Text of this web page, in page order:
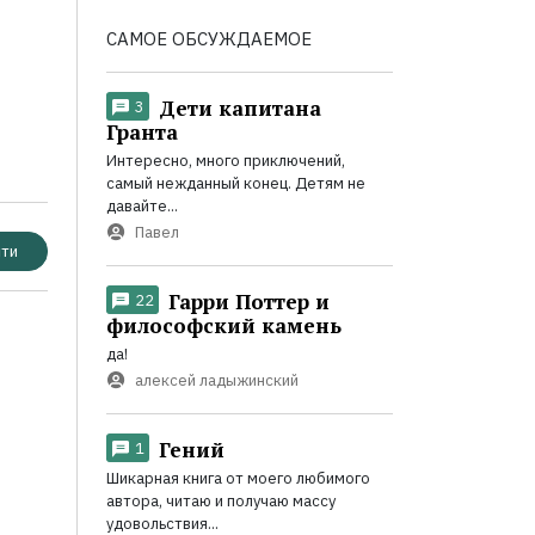
САМОЕ ОБСУЖДАЕМОЕ
3
Дети капитана
Гранта
Интересно, много приключений,
самый нежданный конец. Детям не
давайте...
Павел
22
Гарри Поттер и
философский камень
да!
алексей ладыжинский
1 Гений
Шикарная книга от моего любимого
автора, читаю и получаю массу
удовольствия...